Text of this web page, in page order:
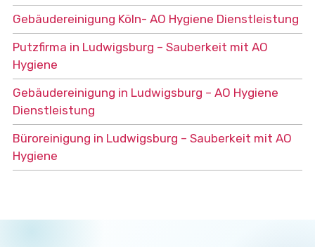
Gebäudereinigung Köln- AO Hygiene Dienstleistung
Putzfirma in Ludwigsburg – Sauberkeit mit AO
Hygiene
Gebäudereinigung in Ludwigsburg – AO Hygiene
Dienstleistung
Büroreinigung in Ludwigsburg – Sauberkeit mit AO
Hygiene